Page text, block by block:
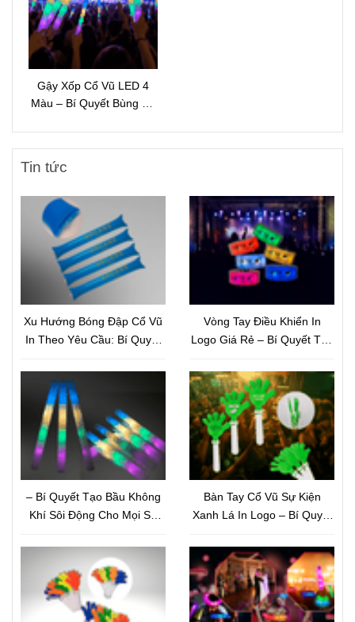
Gậy Xốp Cổ Vũ LED 4
Màu – Bí Quyết Bùng Nổ
Tin tức
Xu Hướng Bóng Đập Cổ Vũ
In Theo Yêu Cầu: Bí Quyết
Vòng Tay Điều Khiển In
Logo Giá Rẻ – Bí Quyết Tạo
Nổ Và Nâng Tầm Thương
Hiệu
– Bí Quyết Tạo Bầu Không
Khí Sôi Động Cho Mọi Sự
Bàn Tay Cổ Vũ Sự Kiện
Xanh Lá In Logo – Bí Quyết
Kiệm Nhưng Hiệu Quả Bất
Ngờ